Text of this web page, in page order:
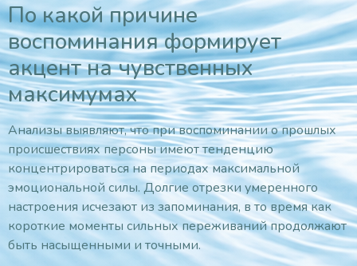
По какой причине
воспоминания формирует
акцент на чувственных
максимумах
Анализы выявляют, что при воспоминании о прошлых
происшествиях персоны имеют тенденцию
концентрироваться на периодах максимальной
эмоциональной силы. Долгие отрезки умеренного
настроения исчезают из запоминания, в то время как
короткие моменты сильных переживаний продолжают
быть насыщенными и точными.